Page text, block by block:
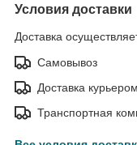
Условия доставки
Доставка
Самовывоз
Доставка курьером
Транспортная